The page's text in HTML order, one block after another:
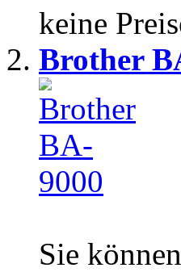
keine
Brother
Sie